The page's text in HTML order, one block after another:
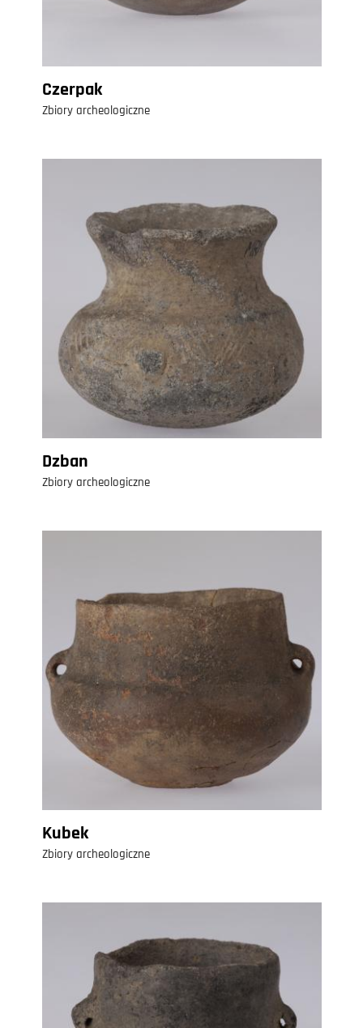
Czerpak
Zbiory archeologiczne
Dzban
Zbiory archeologiczne
Kubek
Zbiory archeologiczne